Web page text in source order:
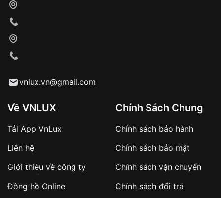
Từ khóa SEO:
sản phẩm đặc biệt
hàng
Số tiền còn lại thanh toán khi nhận hàng hoặc
vnlux.vn@gmail.com
Về VNLUX
Tải App VnLux
Liên hệ
Giới thiệu về công ty
Đồng hồ Online
Chính Sách Chung
Chính sách bảo hành
Chính sách bảo mật
Chính sách vận chuyển
Chính sách đổi trả